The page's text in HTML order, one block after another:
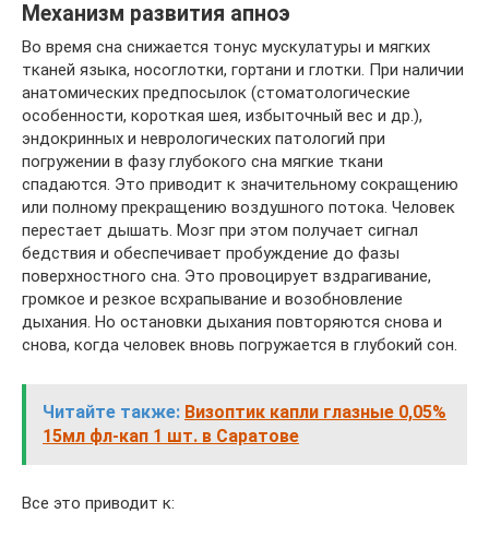
Механизм развития апноэ
Во время сна снижается тонус мускулатуры и мягких
тканей языка, носоглотки, гортани и глотки. При наличии
анатомических предпосылок (стоматологические
особенности, короткая шея, избыточный вес и др.),
эндокринных и неврологических патологий при
погружении в фазу глубокого сна мягкие ткани
спадаются. Это приводит к значительному сокращению
или полному прекращению воздушного потока. Человек
перестает дышать. Мозг при этом получает сигнал
бедствия и обеспечивает пробуждение до фазы
поверхностного сна. Это провоцирует вздрагивание,
громкое и резкое всхрапывание и возобновление
дыхания. Но остановки дыхания повторяются снова и
снова, когда человек вновь погружается в глубокий сон.
Читайте также: Визоптик капли глазные 0,05%
15мл фл-кап 1 шт. в Саратове
Все это приводит к: